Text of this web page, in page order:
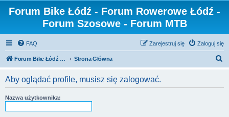
Forum Bike Łódź - Forum Rowerowe Łódź -
Forum Szosowe - Forum MTB
FAQ Zaloguj się
Zarejestruj się
Forum Bike Łódź - Forum Rowerowe Łódź - Forum Szosowe - Forum MTB Strona Główna
Aby oglądać profile, musisz się zalogować.
Nazwa użytkownika: